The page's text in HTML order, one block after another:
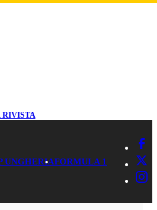
UNGHERIAFORMULA 1